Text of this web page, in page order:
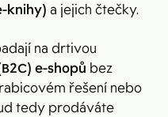
knihy) a jejich čtečky.
na drtivou
e-shopů bez
řešení nebo
tedy prodáváte